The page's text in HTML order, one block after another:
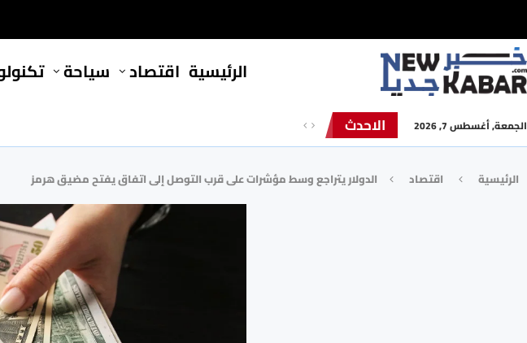
الرئيسية ⁠اقتصاد سياحة
الجمعة, أغسطس 7, 2026 الاحدث
الرئيسية ⁠اقتصاد الدولار يتراجع وسط مؤشرات على قرب التوصل إلى اتفاق يفتح مضيق هرمز